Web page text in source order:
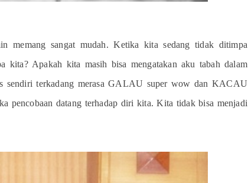
memang sangat mudah. Ketika kita sedang tidak ditimpa
kita? Apakah kita masih bisa mengatakan aku tabah dalam
sendiri terkadang merasa GALAU super wow dan KACAU
pencobaan datang terhadap diri kita. Kita tidak bisa menjadi